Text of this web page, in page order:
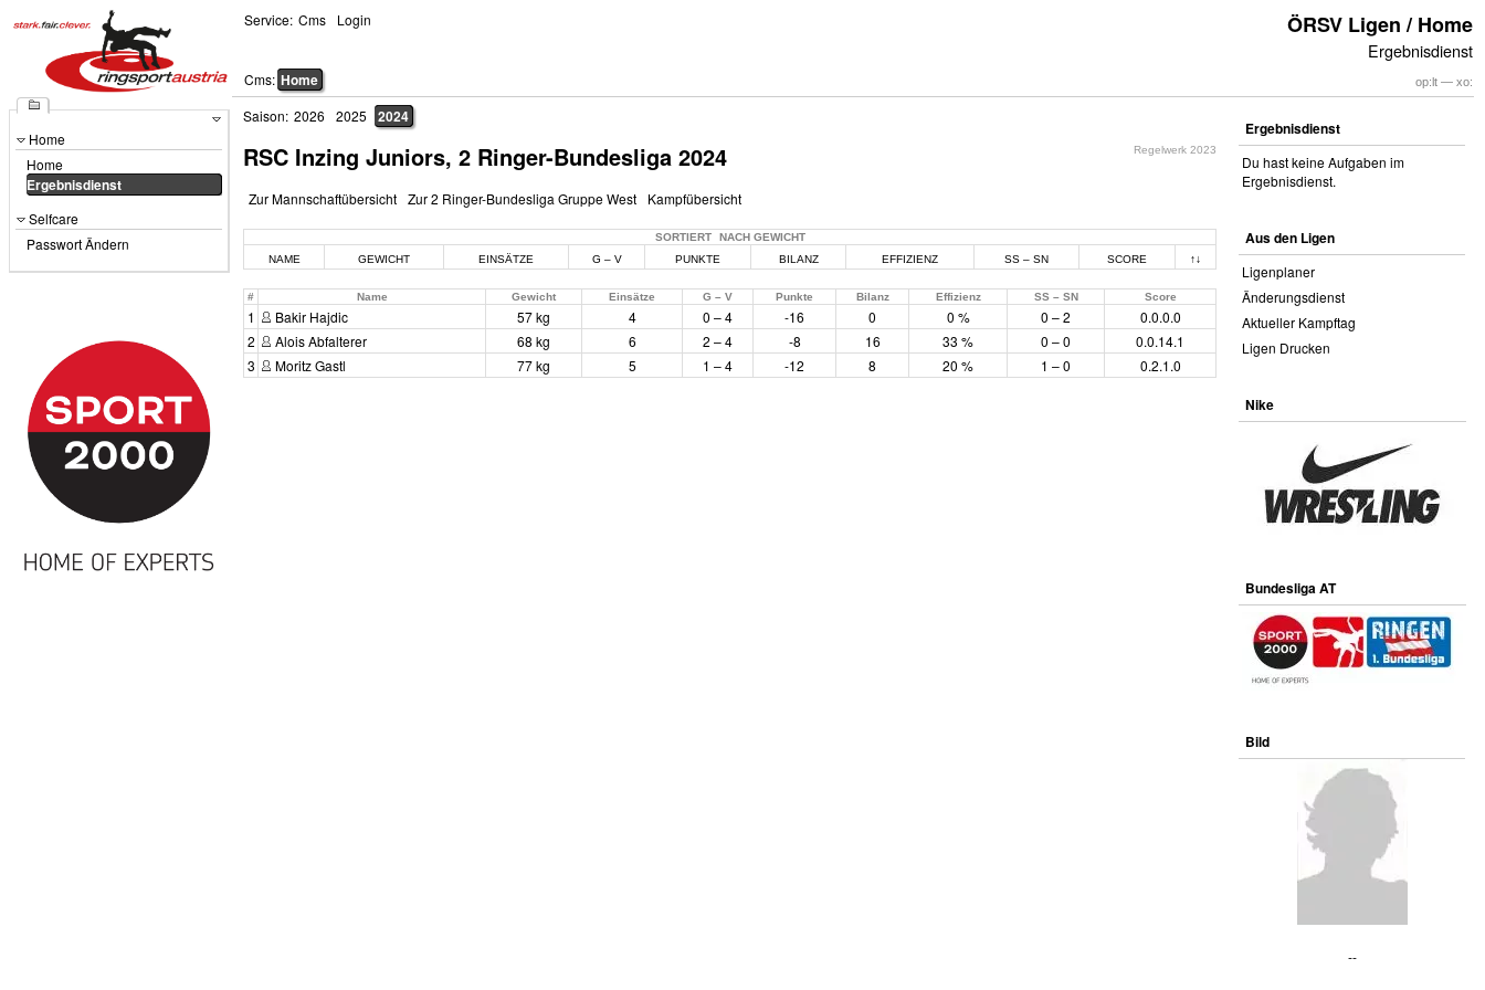
ÖRSV Ligen / Home
Ergebnisdienst
op:lt — xo:
Cms: Home
Service: Cms Login
Home
Home
Ergebnisdienst
Selfcare
Passwort Ändern
Saison: 2026 2025 2024
RSC Inzing Juniors, 2 Ringer-Bundesliga 2024 Regelwerk 2023
Zur Mannschaftübersicht Zur 2 Ringer-Bundesliga Gruppe West Kampfübersicht
SORTIERT
NACH GEWICHT
NAME
GEWICHT EINSÄTZE G – V PUNKTE BILANZ EFFIZIENZ SS – SN SCORE ↑↓
# Name Gewicht Einsätze G – V Punkte Bilanz Effizienz SS – SN Score
1 Bakir Hajdic 57 kg 4 0 – 4 -16 0 0 % 0 – 2
0.0.0.0
2
Alois Abfalterer 68 kg 6 2 – 4 -8 16 33 % 0 – 0
0.0.14.1
3
Moritz Gastl 77 kg 5 1 – 4 -12 8 20 % 1 – 0 0.2.1.0
Ergebnisdienst
Du hast keine Aufgaben im
Ergebnisdienst.
Aus den Ligen
Ligenplaner
Änderungsdienst
Aktueller Kampftag
Ligen Drucken
Nike
Bundesliga AT
Bild
--